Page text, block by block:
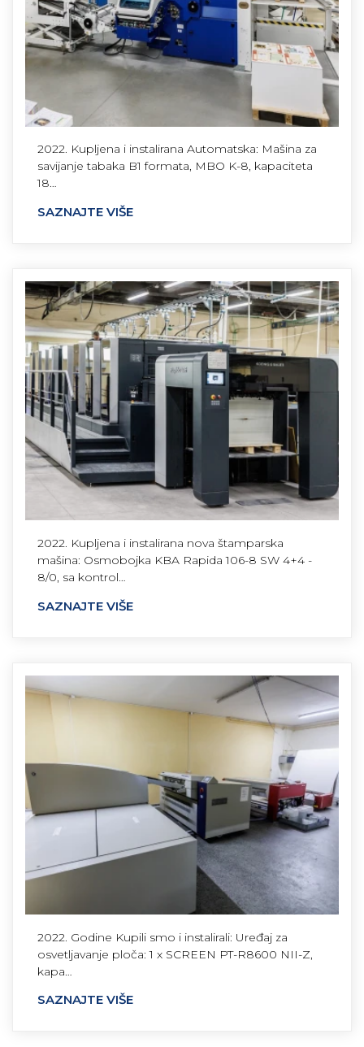
2022. Kupljena i instalirana Automatska: Mašina za
savijanje tabaka B1 formata, MBO K-8, kapaciteta
18…
SAZNAJTE VIŠE
2022. Kupljena i instalirana nova štamparska
mašina: Osmobojka KBA Rapida 106-8 SW 4+4 -
8/0, sa kontrol…
SAZNAJTE VIŠE
2022. Godine Kupili smo i instalirali: Uređaj za
osvetljavanje ploča: 1 x SCREEN PT-R8600 NII-Z,
kapa…
SAZNAJTE VIŠE